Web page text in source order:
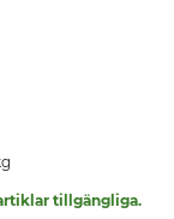
tillgängliga.